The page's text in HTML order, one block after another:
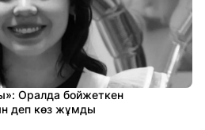
Оралда бойжеткен
деп көз жұмды